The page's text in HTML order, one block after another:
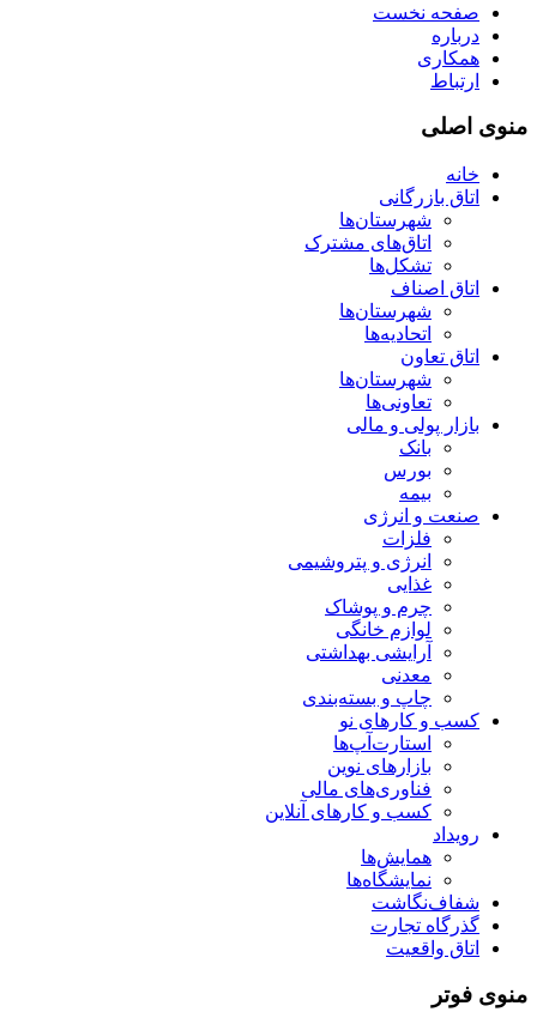
صفحه نخست
درباره
همکاری
ارتباط
منوی اصلی
خانه
اتاق بازرگانی
شهرستان‌ها
اتاق‌های مشترک
تشکل‌ها
اتاق اصناف
شهرستان‌ها
اتحادیه‌ها
اتاق تعاون
شهرستان‌ها
تعاونی‌ها
بازار پولی و مالی
بانک
بورس
بیمه
صنعت و انرژی
فلزات
انرژی و پتروشیمی
غذایی
چرم و پوشاک
لوازم خانگی
آرایشی بهداشتی
معدنی
چاپ و بسته‌بندی
کسب و کارهای نو
استارت‌آپ‌ها
بازارهای نوین
فناوری‌های مالی
کسب و کارهای آنلاین
رویداد
همایش‌ها
نمایشگاه‌ها
شفاف‌نگاشت
گذرگاه تجارت
اتاق واقعیت
منوی فوتر